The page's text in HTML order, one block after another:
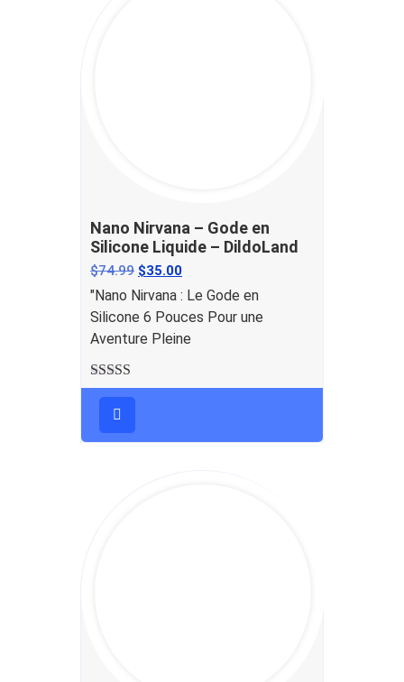
Nano Nirvana – Gode en
Silicone Liquide – DildoLand
$74.99 $35.00
"Nano Nirvana : Le Gode en
Silicone 6 Pouces Pour une
Aventure Pleine
Note5.00sur